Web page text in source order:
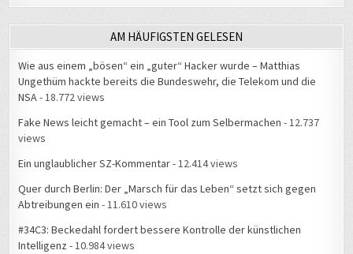
AM HÄUFIGSTEN GELESEN
Wie aus einem „bösen“ ein „guter“ Hacker wurde – Matthias
Ungethüm hackte bereits die Bundeswehr, die Telekom und die
NSA- 18.772 views
Fake News leicht gemacht – ein Tool zum Selbermachen - 12.737
views
Ein unglaublicher SZ-Kommentar- 12.414 views
Quer durch Berlin: Der „Marsch für das Leben“ setzt sich gegen
Abtreibungen ein - 11.610 views
#34C3: Beckedahl fordert bessere Kontrolle der künstlichen
Intelligenz - 10.984 views